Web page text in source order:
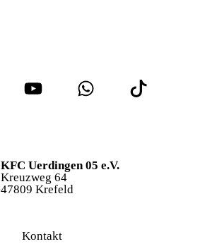
KFC Uerdingen 05 e.V.
Kreuzweg 64
47809 Krefeld
Kontakt